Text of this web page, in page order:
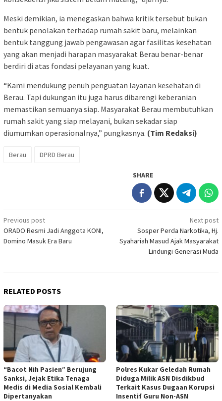
Meski demikian, ia menegaskan bahwa kritik tersebut bukan
bentuk penolakan terhadap rumah sakit baru, melainkan
bentuk tanggung jawab pengawasan agar fasilitas kesehatan
yang akan menjadi harapan masyarakat Berau benar-benar
berdiri di atas fondasi pelayanan yang kuat.
“Kami mendukung penuh penguatan layanan kesehatan di
Berau. Tapi dukungan itu juga harus dibarengi keberanian
memastikan semuanya siap. Masyarakat Berau membutuhkan
rumah sakit yang siap melayani, bukan sekadar siap
diumumkan operasionalnya,” pungkasnya. (Tim Redaksi)
Berau DPRD Berau
SHARE
Post
navigation
Previous post
ORADO Resmi Jadi Anggota KONI,
Domino Masuk Era Baru
Next post
Sosper Perda Narkotika, Hj.
Syahariah Masud Ajak Masyarakat
Lindungi Generasi Muda
RELATED POSTS
“Bacot Nih Pasien” Berujung
Sanksi, Jejak Etika Tenaga
Medis di Media Sosial Kembali
Dipertanyakan
Polres Kukar Geledah Rumah
Diduga Milik ASN Disdikbud
Terkait Kasus Dugaan Korupsi
Insentif Guru Non-ASN